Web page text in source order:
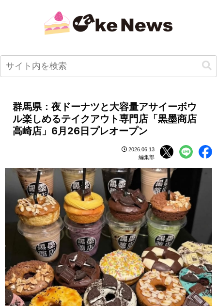
群馬県：夜ドーナツと大容量アサイーボウ
ル楽しめるテイクアウト専門店「黒墨商店
高崎店」6月26日プレオープン
2026.06.13
編集部